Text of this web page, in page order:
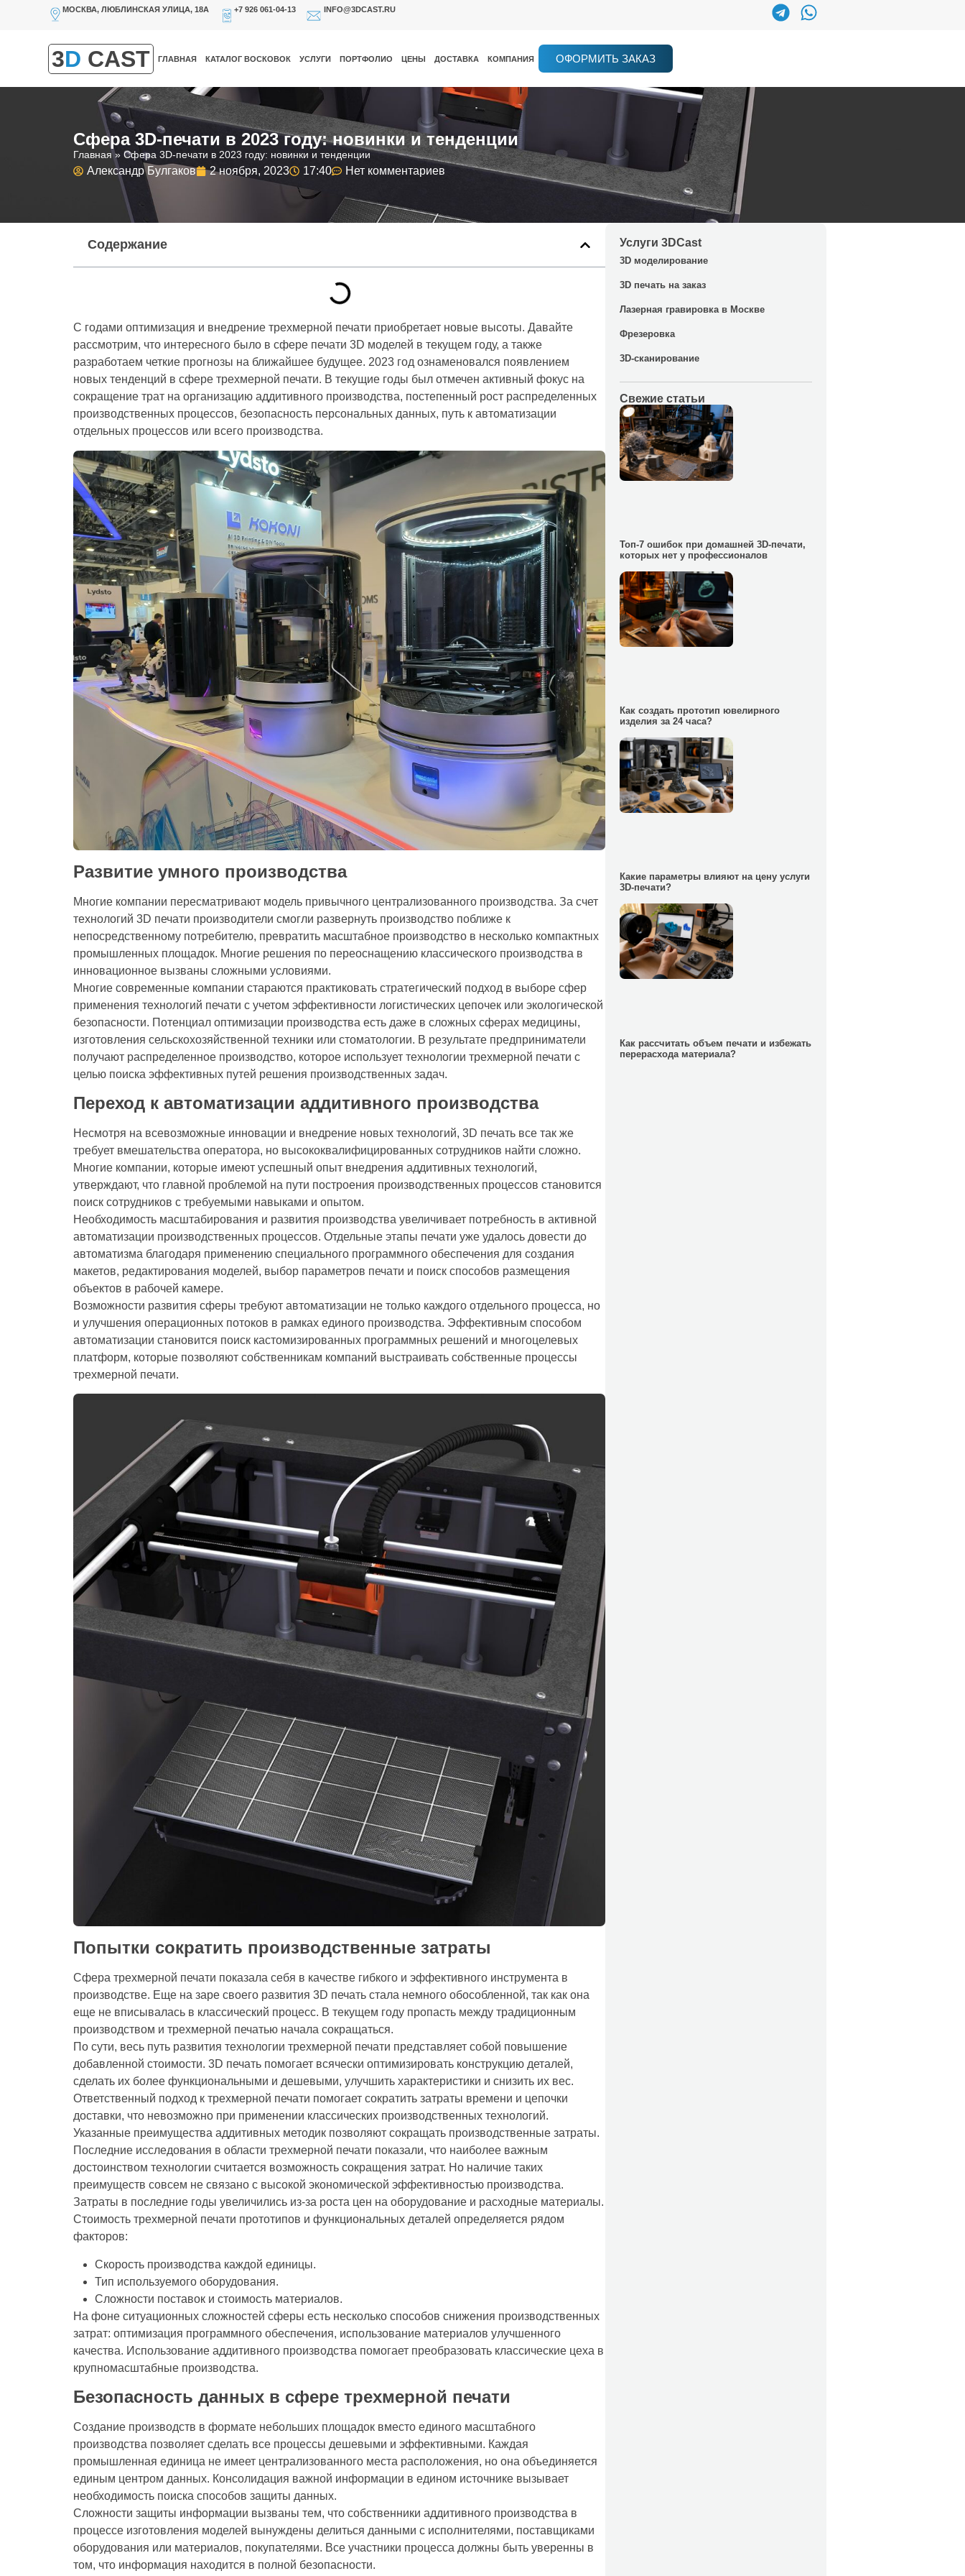
МОСКВА, ЛЮБЛИНСКАЯ УЛИЦА, 18А +7 926 061-04-13 INFO@3DCAST.RU
3D CAST ГЛАВНАЯ КАТАЛОГ ВОСКОВОК УСЛУГИ ПОРТФОЛИО ЦЕНЫ ДОСТАВКА КОМПАНИЯ ОФОРМИТЬ ЗАКАЗ
Сфера 3D-печати в 2023 году: новинки и тенденции
Главная» Сфера 3D-печати в 2023 году: новинки и тенденции
Александр Булгаков 2 ноября, 2023 17:40 Нет комментариев
Услуги 3DCast
3D моделирование
3D печать на заказ
Лазерная гравировка в Москве
Фрезеровка
3D-сканирование
Свежие статьи
Топ-7 ошибок при домашней 3D-печати,
которых нет у профессионалов
Как создать прототип ювелирного
изделия за 24 часа?
Какие параметры влияют на цену услуги
3D-печати?
Как рассчитать объем печати и избежать
перерасхода материала?
Содержание
С годами оптимизация и внедрение трехмерной печати приобретает новые высоты. Давайте
рассмотрим, что интересного было в сфере печати 3D моделей в текущем году, а также
разработаем четкие прогнозы на ближайшее будущее. 2023 год ознаменовался появлением
новых тенденций в сфере трехмерной печати. В текущие годы был отмечен активный фокус на
сокращение трат на организацию аддитивного производства, постепенный рост распределенных
производственных процессов, безопасность персональных данных, путь к автоматизации
отдельных процессов или всего производства.
Развитие умного производства
Многие компании пересматривают модель привычного централизованного производства. За счет
технологий 3D печати производители смогли развернуть производство поближе к
непосредственному потребителю, превратить масштабное производство в несколько компактных
промышленных площадок. Многие решения по переоснащению классического производства в
инновационное вызваны сложными условиями.
Многие современные компании стараются практиковать стратегический подход в выборе сфер
применения технологий печати с учетом эффективности логистических цепочек или экологической
безопасности. Потенциал оптимизации производства есть даже в сложных сферах медицины,
изготовления сельскохозяйственной техники или стоматологии. В результате предприниматели
получают распределенное производство, которое использует технологии трехмерной печати с
целью поиска эффективных путей решения производственных задач.
Переход к автоматизации аддитивного производства
Несмотря на всевозможные инновации и внедрение новых технологий, 3D печать все так же
требует вмешательства оператора, но высококвалифицированных сотрудников найти сложно.
Многие компании, которые имеют успешный опыт внедрения аддитивных технологий,
утверждают, что главной проблемой на пути построения производственных процессов становится
поиск сотрудников с требуемыми навыками и опытом.
Необходимость масштабирования и развития производства увеличивает потребность в активной
автоматизации производственных процессов. Отдельные этапы печати уже удалось довести до
автоматизма благодаря применению специального программного обеспечения для создания
макетов, редактирования моделей, выбор параметров печати и поиск способов размещения
объектов в рабочей камере.
Возможности развития сферы требуют автоматизации не только каждого отдельного процесса, но
и улучшения операционных потоков в рамках единого производства. Эффективным способом
автоматизации становится поиск кастомизированных программных решений и многоцелевых
платформ, которые позволяют собственникам компаний выстраивать собственные процессы
трехмерной печати.
Попытки сократить производственные затраты
Сфера трехмерной печати показала себя в качестве гибкого и эффективного инструмента в
производстве. Еще на заре своего развития 3D печать стала немного обособленной, так как она
еще не вписывалась в классический процесс. В текущем году пропасть между традиционным
производством и трехмерной печатью начала сокращаться.
По сути, весь путь развития технологии трехмерной печати представляет собой повышение
добавленной стоимости. 3D печать помогает всячески оптимизировать конструкцию деталей,
сделать их более функциональными и дешевыми, улучшить характеристики и снизить их вес.
Ответственный подход к трехмерной печати помогает сократить затраты времени и цепочки
доставки, что невозможно при применении классических производственных технологий.
Указанные преимущества аддитивных методик позволяют сокращать производственные затраты.
Последние исследования в области трехмерной печати показали, что наиболее важным
достоинством технологии считается возможность сокращения затрат. Но наличие таких
преимуществ совсем не связано с высокой экономической эффективностью производства.
Затраты в последние годы увеличились из-за роста цен на оборудование и расходные материалы.
Стоимость трехмерной печати прототипов и функциональных деталей определяется рядом
факторов:
Скорость производства каждой единицы.
Тип используемого оборудования.
Сложности поставок и стоимость материалов.
На фоне ситуационных сложностей сферы есть несколько способов снижения производственных
затрат: оптимизация программного обеспечения, использование материалов улучшенного
качества. Использование аддитивного производства помогает преобразовать классические цеха в
крупномасштабные производства.
Безопасность данных в сфере трехмерной печати
Создание производств в формате небольших площадок вместо единого масштабного
производства позволяет сделать все процессы дешевыми и эффективными. Каждая
промышленная единица не имеет централизованного места расположения, но она объединяется
единым центром данных. Консолидация важной информации в едином источнике вызывает
необходимость поиска способов защиты данных.
Сложности защиты информации вызваны тем, что собственники аддитивного производства в
процессе изготовления моделей вынуждены делиться данными с исполнителями, поставщиками
оборудования или материалов, покупателями. Все участники процесса должны быть уверенны в
том, что информация находится в полной безопасности.